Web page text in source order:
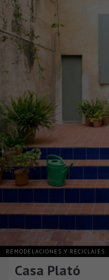
REMODELACIONES Y RECICLAJES
Casa Plató